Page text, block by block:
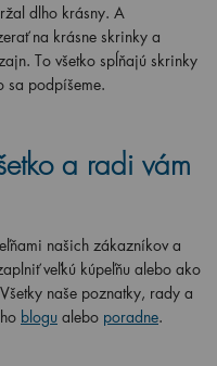
dlho krásny. A
na krásne skrinky a
To všetko spĺňajú skrinky
sa podpíšeme.
a radi vám
našich zákazníkov a
veľkú kúpeľňu alebo ako
naše poznatky, rady a
blogu alebo poradne.